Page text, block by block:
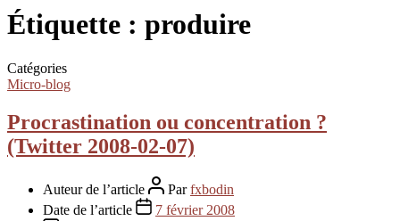
Étiquette : produire
Catégories
Micro-blog
Procrastination ou concentration ?
(Twitter 2008-02-07)
Auteur de l’article Parfxbodin
Date de l’article
7 février 2008